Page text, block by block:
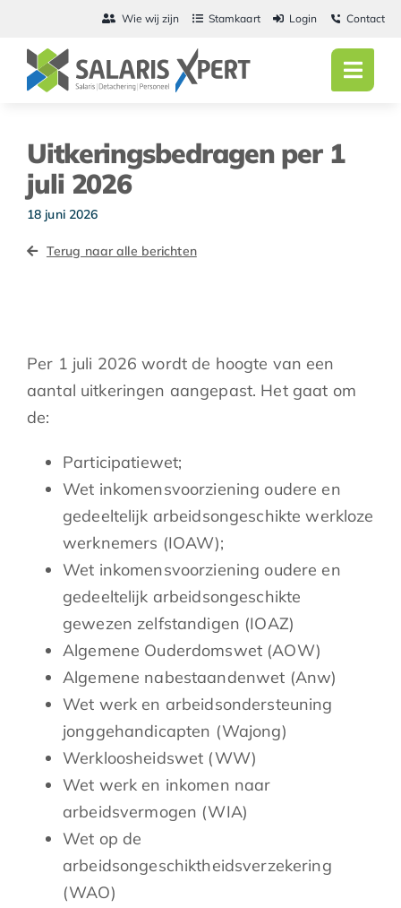
inhoud
Wie wij zijn Stamkaart Login Contact
Uitkeringsbedragen per 1
juli 2026
18 juni 2026
Terug naar alle berichten
Per 1 juli 2026 wordt de hoogte van een
aantal uitkeringen aangepast. Het gaat om
de:
Participatiewet;
Wet inkomensvoorziening oudere en
gedeeltelijk arbeidsongeschikte werkloze
werknemers (IOAW);
Wet inkomensvoorziening oudere en
gedeeltelijk arbeidsongeschikte
gewezen zelfstandigen (IOAZ)
Algemene Ouderdomswet (AOW)
Algemene nabestaandenwet (Anw)
Wet werk en arbeidsondersteuning
jonggehandicapten (Wajong)
Werkloosheidswet (WW)
Wet werk en inkomen naar
arbeidsvermogen (WIA)
Wet op de
arbeidsongeschiktheidsverzekering
(WAO)